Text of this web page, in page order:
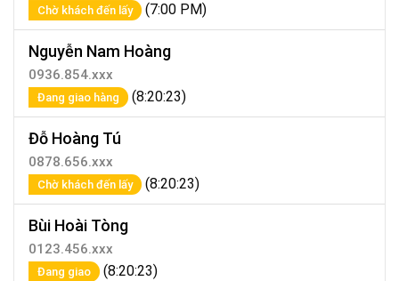
Chờ khách đến lấy (7:00 PM)
Nguyễn Nam Hoàng
0936.854.xxx
Đang giao hàng (8:20:23)
Đỗ Hoàng Tú
0878.656.xxx
Chờ khách đến lấy (8:20:23)
Bùi Hoài Tòng
0123.456.xxx
Đang giao (8:20:23)